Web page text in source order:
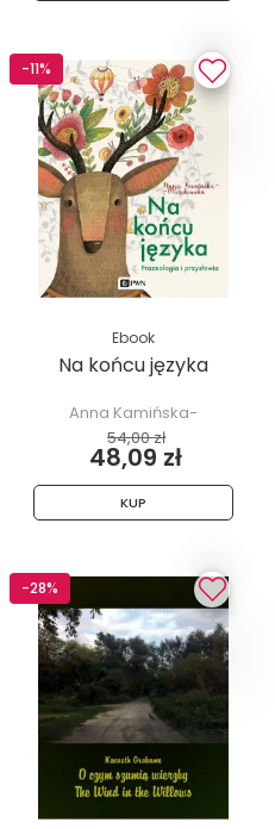
-11%
Ebook
Na końcu języka
Anna Kamińska-
Mieszkowska
54,00 zł
48,09 zł
KUP
-28%